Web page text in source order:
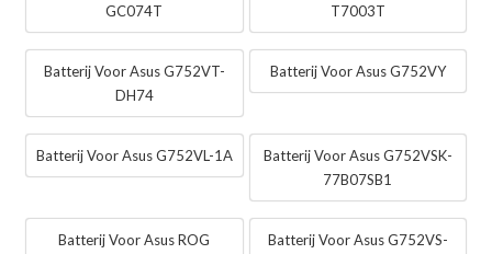
GC074T
T7003T
Batterij Voor Asus G752VT-
DH74
Batterij Voor Asus G752VY
Batterij Voor Asus G752VL-1A
Batterij Voor Asus G752VSK-
77B07SB1
Batterij Voor Asus ROG
Batterij Voor Asus G752VS-